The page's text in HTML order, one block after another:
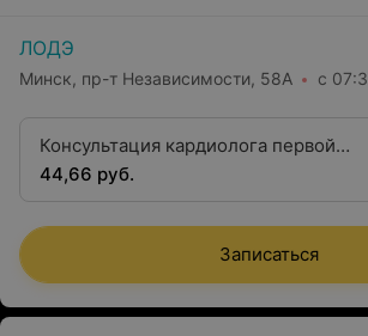
ЛОДЭ
Минск, пр-т Независимости, 58А с
Консультация кардиолога первой
квалификационной категории
44,66 руб.
Записаться